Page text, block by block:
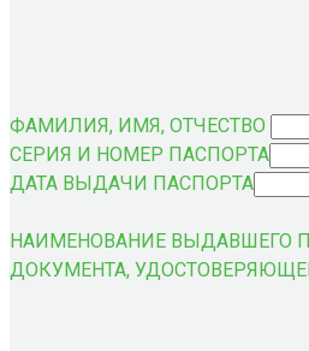
ФАМИЛИЯ, ИМЯ, ОТЧЕСТВО
СЕРИЯ И НОМЕР ПАСПОРТА
ДАТА ВЫДАЧИ ПАСПОРТА
НАИМЕНОВАНИЕ ВЫДАВШЕГО
ДОКУМЕНТА,